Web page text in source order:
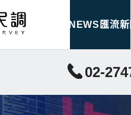
CNEWS匯流新
02-